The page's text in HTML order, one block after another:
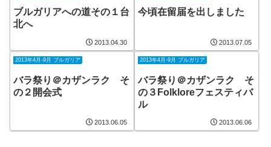
ブルガリアへの道その１台
北へ
2013.04.30
今頃在留届を出しました
2013.07.05
2013年4月-9月 ブルガリア
バラ祭り＠カザンラク そ
の２開会式
2013.06.05
2013年4月-9月 ブルガリア
バラ祭り＠カザンラク そ
の３Folkloreフェスティバ
ル
2013.06.06